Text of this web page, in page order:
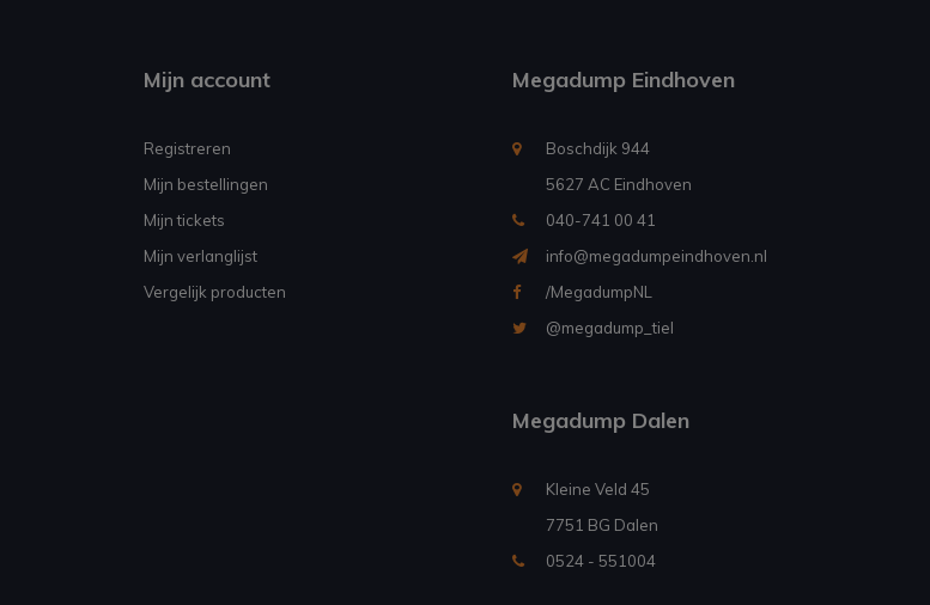
Mijn account
Registreren
Mijn bestellingen
Mijn tickets
Mijn verlanglijst
Vergelijk producten
Megadump Eindhoven
Boschdijk 944
5627 AC Eindhoven
040-741 00 41
info@megadumpeindhoven.nl
/MegadumpNL
@megadump_tiel
Megadump Dalen
Kleine Veld 45
7751 BG Dalen
0524 - 551004